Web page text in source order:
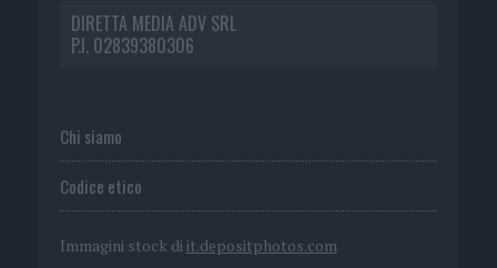
DIRETTA MEDIA ADV SRL
P.I. 02839380306
Chi siamo
Codice etico
Immagini stock di it.depositphotos.com